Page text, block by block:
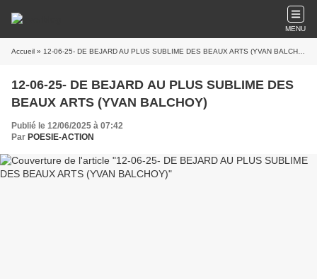
MENU
Accueil » 12-06-25- DE BEJARD AU PLUS SUBLIME DES BEAUX ARTS (YVAN BALCHOY)
12-06-25- DE BEJARD AU PLUS SUBLIME DES
BEAUX ARTS (YVAN BALCHOY)
Publié le 12/06/2025 à 07:42
Par POESIE-ACTION